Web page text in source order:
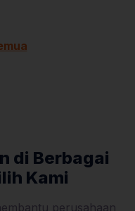
di Berbagai
Kami
perusahaan